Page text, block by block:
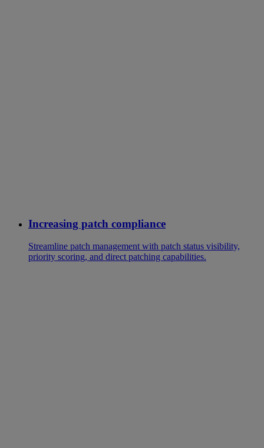
Increasing patch compliance
Streamline patch management with patch status visibility,
priority scoring, and direct patching capabilities.